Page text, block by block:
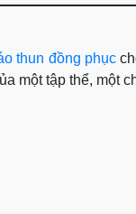
thun đồng phục
một tập thể, một